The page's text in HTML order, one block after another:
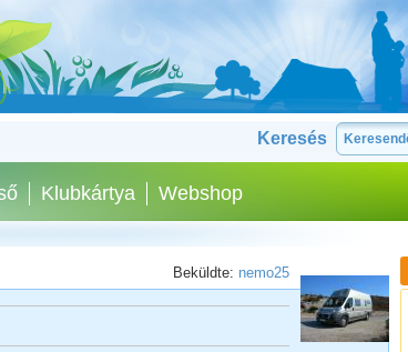
Keresés
Klubkártya Webshop
Beküldte: nemo25